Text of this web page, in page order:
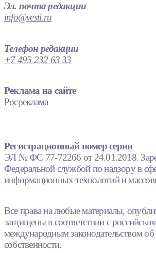
Эл. почта редакции
info@vesti.ru
Телефон редакции
+7 495 232 63 33
Реклама на сайте
Росреклама
Регистрационный номер серии
ЭЛ № ФС 77-72266 от 24.01.2018.
Федеральной службой по надзору в
информационных технологий и
Все права на любые материалы,
защищены в соответствии с
международным законодательством об
собственности.